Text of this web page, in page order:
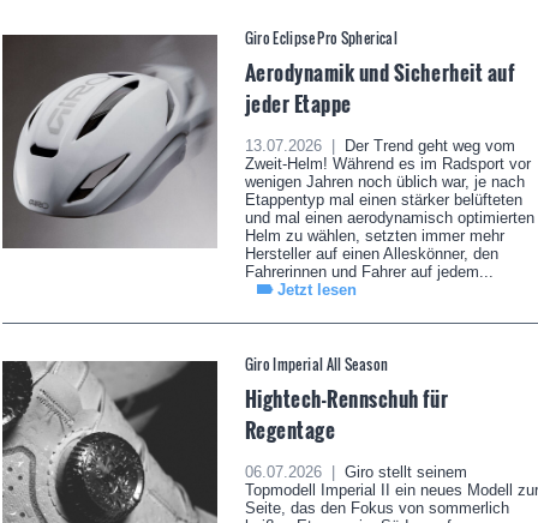
Giro Eclipse Pro Spherical
Aerodynamik und Sicherheit auf
jeder Etappe
13.07.2026 |
Der Trend geht weg vom
Zweit-Helm! Während es im Radsport vor
wenigen Jahren noch üblich war, je nach
Etappentyp mal einen stärker belüfteten
und mal einen aerodynamisch optimierten
Helm zu wählen, setzten immer mehr
Hersteller auf einen Alleskönner, den
Fahrerinnen und Fahrer auf jedem...
Jetzt lesen
Giro Imperial All Season
Hightech-Rennschuh für
Regentage
06.07.2026 |
Giro stellt seinem
Topmodell Imperial II ein neues Modell zur
Seite, das den Fokus von sommerlich